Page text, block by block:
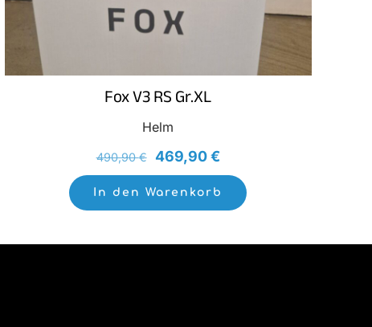
Fox V3 RS Gr.XL
Helm
490,90€
Ursprünglicher
Preis
469,90€Aktueller
Preis
ist:
In den Warenkorb